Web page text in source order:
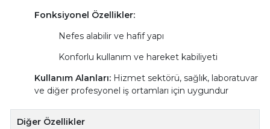
Fonksiyonel Özellikler:
Nefes alabilir ve hafif yapı
Konforlu kullanım ve hareket kabiliyeti
Kullanım Alanları:Hizmet sektörü, sağlık, laboratuvar
ve diğer profesyonel iş ortamları için uygundur
Diğer Özellikler